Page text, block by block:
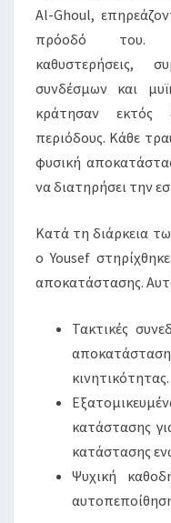
Al-Ghoul,
πρόοδό του.
καθυστερήσεις,
συνδέσμων και
κράτησαν εκτός
περιόδους. Κάθε
φυσική
να διατηρήσει την
Κατά τη διάρκεια
ο Yousef
αποκατάστασης.
Τακτικές
κινητικότητας.
κατάστασης
κατάστασης
Ψυχική